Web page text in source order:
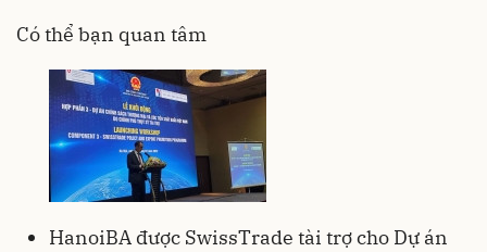
Có thể bạn quan tâm
HanoiBA được SwissTrade tài trợ cho Dự án